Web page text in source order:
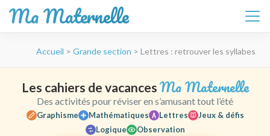
Ma Maternelle
(Pressez
Entrée)
Accueil > Grande section > Lettres : retrouver les syllabes
Les cahiers de vacances Ma Maternelle
Des activités pour réviser en s’amusant tout l’été
Graphisme Mathématiques Lettres
Jeux & défis
Logique
Observation